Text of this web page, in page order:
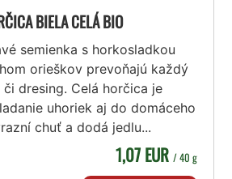
BIELA CELÁ BIO
semienka s horkosladkou
orieškov prevoňajú každý
či dresing. Celá horčica je
uhoriek aj do domáceho
chuť a dodá jedlu...
1,07 EUR / 40 g